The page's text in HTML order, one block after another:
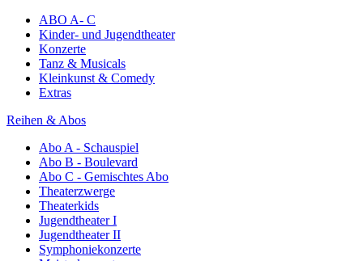
ABO A- C
Kinder- und Jugendtheater
Konzerte
Tanz & Musicals
Kleinkunst & Comedy
Extras
Reihen & Abos
Abo A - Schauspiel
Abo B - Boulevard
Abo C - Gemischtes Abo
Theaterzwerge
Theaterkids
Jugendtheater I
Jugendtheater II
Symphoniekonzerte